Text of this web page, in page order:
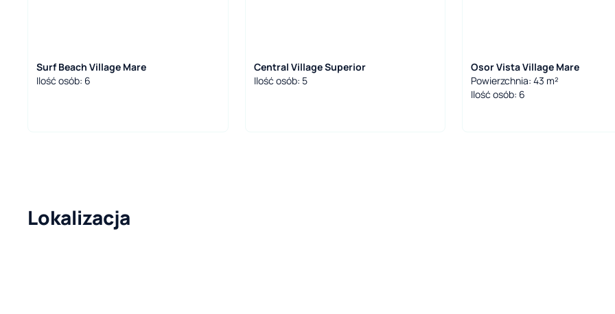
Surf Beach Village Mare
Ilość osób: 6
Central Village Superior
Ilość osób: 5
Osor Vista Village Mare
Powierzchnia: 43 m²
Ilość osób: 6
Lokalizacja